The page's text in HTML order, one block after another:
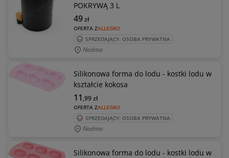
POKRYWĄ 3 L
OFERTA ZALLEGRO
49zł
SPRZEDAJĄCY: OSOBA PRYWATNA
Nadma
Silikonowa forma do lodu - kostki lodu w
kształcie kokosa
OFERTA ZALLEGRO
11 ,99zł
SPRZEDAJĄCY: OSOBA PRYWATNA
Nadma
Silikonowa forma do lodu - kostki lodu w